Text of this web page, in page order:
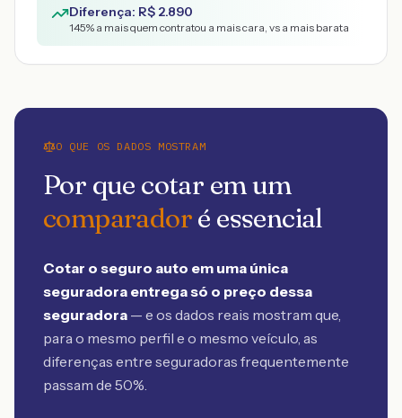
Diferença: R$ 2.890
145% a mais quem contratou a mais cara, vs a mais barata
O QUE OS DADOS MOSTRAM
Por que cotar em um
comparadoré essencial
Cotar o seguro auto em uma única
seguradora entrega só o preço dessa
seguradora — e os dados reais mostram que,
para o mesmo perfil e o mesmo veículo, as
diferenças entre seguradoras frequentemente
passam de 50%.